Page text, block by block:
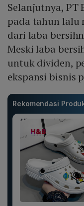
Selanjutnya, PT
pada tahun lalu
dari laba
Meski laba
untuk dividen,
ekspansi bisnis
Rekomendasi